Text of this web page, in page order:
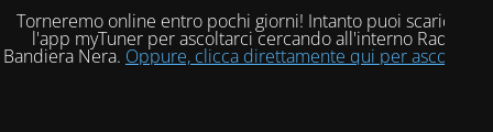
Torneremo online entro pochi giorni! Intanto puoi scaricare
l'app myTuner per ascoltarci cercando all'interno Radio
Bandiera Nera. Oppure, clicca direttamente qui per ascoltarci!